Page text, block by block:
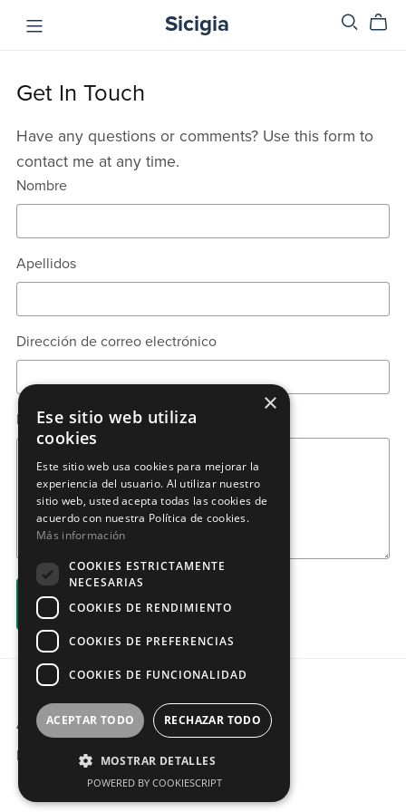
Sicigia
Get In Touch
Have any questions or comments? Use this form to
contact me at any time.
Nombre
Apellidos
Dirección de correo electrónico
Mensaje
Enviar
Aviso legal
Política privacidad
×
Ese sitio web utiliza
cookies
Este sitio web usa cookies para mejorar la
experiencia del usuario. Al utilizar nuestro
sitio web, usted acepta todas las cookies de
acuerdo con nuestra Política de cookies.
Más información
COOKIES ESTRICTAMENTE
NECESARIAS
COOKIES DE RENDIMIENTO
COOKIES DE PREFERENCIAS
COOKIES DE FUNCIONALIDAD
ACEPTAR TODO RECHAZAR TODO
MOSTRAR DETALLES
POWERED BY COOKIESCRIPT